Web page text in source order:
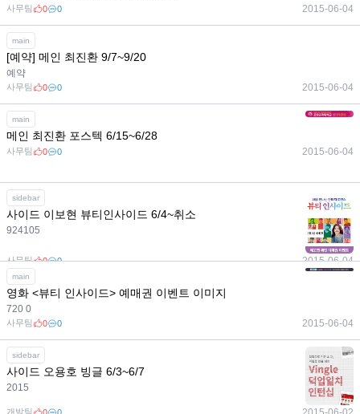
사무팀 0 0 2015-06-04
main
[예약] 메인 최진환 9/7~9/20
예약
사무팀 0 0 2015-06-04
main
메인 최진환 포스텍 6/15~6/28
사무팀 0 0 2015-06-04
sidebar
사이드 이보현 뷰티인사이드 6/4~취소
924105
사무팀 0 0 2015-06-04
main
영화 <뷰티 인사이드> 예매권 이벤트 이미지
720 0
사무팀 0 0 2015-06-04
sidebar
사이드 오용호 빙글 6/3~6/7
2015
개발팀